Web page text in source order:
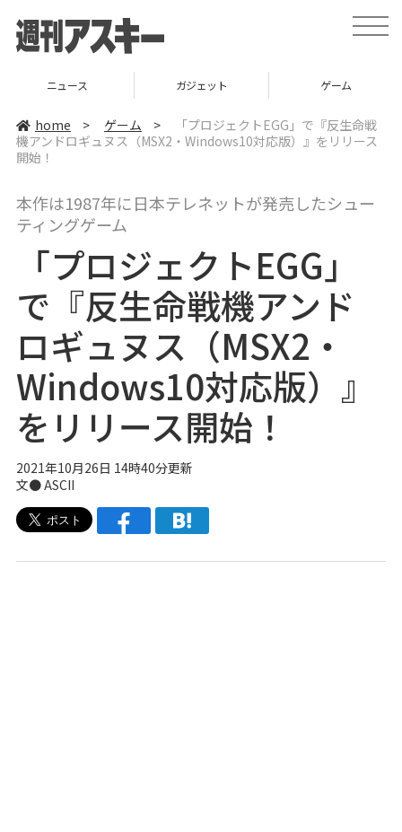
t
o
a
v
i
ニュース ガジェット ゲーム
home > ゲーム >
「プロジェクトEGG」で『反生命戦
機アンドロギュヌス（MSX2・Windows10対応版）』をリリース
開始！
本作は1987年に日本テレネットが発売したシュー
ティングゲーム
「プロジェクトEGG」
で『反生命戦機アンド
ロギュヌス（MSX2・
Windows10対応版）』
をリリース開始！
2021年10月26日 14時40分更新
文● ASCII